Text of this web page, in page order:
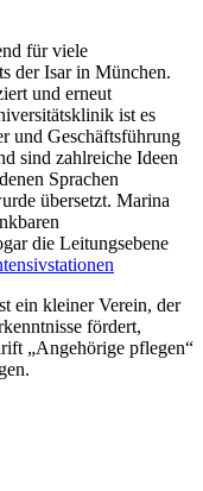
für viele
der Isar in München.
und erneut
ist es
und Geschäftsführung
sind zahlreiche Ideen
Sprachen
übersetzt. Marina
die Leitungsebene
ein kleiner Verein, der
fördert,
„Angehörige pflegen“